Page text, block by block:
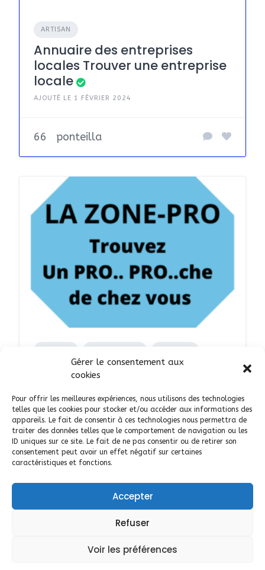
Gérer le consentement aux
cookies
Pour offrir les meilleures expériences, nous utilisons des technologies
telles que les cookies pour stocker et/ou accéder aux informations des
appareils. Le fait de consentir à ces technologies nous permettra de
traiter des données telles que le comportement de navigation ou les
ID uniques sur ce site. Le fait de ne pas consentir ou de retirer son
consentement peut avoir un effet négatif sur certaines
caractéristiques et fonctions.
Accepter
Refuser
Voir les préférences
ARTISAN
Annuaire des entreprises
locales Trouver une entreprise
locale
AJOUTÉ LE 1 FÉVRIER 2024
66 ponteilla
TERROIR ET ARTISANAT
Publicité gratuite tpe
entreprise micro-entreprise
AJOUTÉ LE 30 OCTOBRE 2023
66 ponteilla
Politique de cookies (UE)
Mentions légales cgu cgv